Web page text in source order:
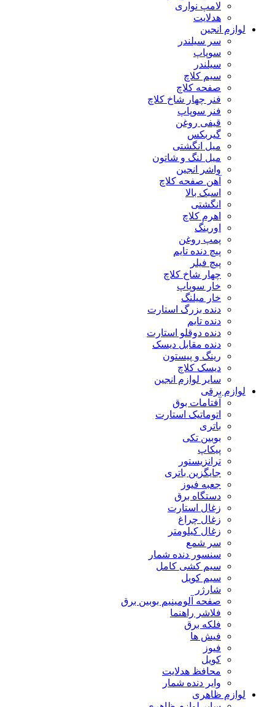
لامپ نواری
هدلایت
لوازم انجین
سر سیلندر
سوپاپ
سیلندر
سیم کلاچ
صفحه کلاچ
فنر چهار شاخ کلاچ
فنر سوپاپ
قیفی روغن
گیربکس
میل انگشتی
میل لنگ و شاتون
واشر انجین
آهن صفحه کلاچ
اسبک بالا
انگشتی
اهرم کلاچ
اورینگ
پمپ روغن
پیچ دنده تایم
پیچ فیلر
چهار شاخ کلاچ
خار سوپاپ
خار میلنگ
دنده بزرگ استارت
دنده تایم
دنده دوقلو استارت
دنده مقابل دیسک
رینگ و پیستون
دیسک کلاچ
سایر لوازم انجین
لوازم برقی
آفتامات بوق
اتوماتیک استارت
باتری
بوبین تکی
پیکاپ
ترانزیستور
جایگزین باتری
جعبه فیوز
دستگاه برق
زغال استارت
زغال چراغ
زغال کیلومتر
سر شمع
سنسور دنده شمار
سیم کشی کامل
سیم کویل
شارژر
صفحه آلومینیم بوبین برق
فلاشر راهنما
فلکه برق
فیش ها
فیوز
کویل
محافظ هدلایت
وایر دنده شمار
لوازم ظاهری